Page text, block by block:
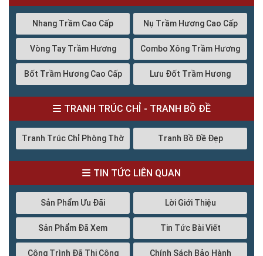
Nhang Trầm Cao Cấp Nụ Trầm Hương Cao Cấp
Vòng Tay Trầm Hương Combo Xông Trầm Hương
Bốt Trầm Hương Cao Cấp Lưu Đốt Trầm Hương
TRANH TRÚC CHỈ - TRANH BỒ ĐỀ
Tranh Trúc Chỉ Phòng Thờ Tranh Bồ Đề Đẹp
TIN TỨC LIÊN QUAN
Sản Phẩm Ưu Đãi Lời Giới Thiệu
Sản Phẩm Đã Xem Tin Tức Bài Viết
Công Trình Đã Thi Công Chính Sách Bảo Hành